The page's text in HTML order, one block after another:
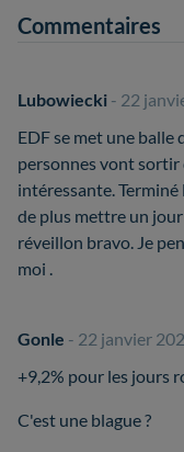
Commentaires
Lubowiecki - 22
EDF se met une balle
personnes vont sortir
intéressante.
de plus mettre un
réveillon bravo. Je
moi .
Gonle - 22 janvier
+9,2% pour les jours
C'est une blague ?